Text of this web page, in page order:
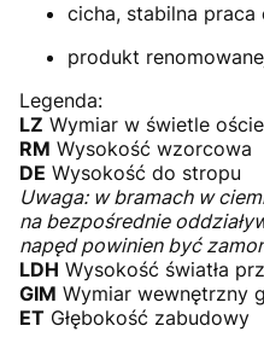
cicha, stabilna praca
produkt
Legenda:
LZ Wymiar w świetle
RM Wysokość wzorcowa
DE Wysokość do stropu
Uwaga: w bramach w
na bezpośrednie
napęd powinien być
LDH Wysokość światła
GIM Wymiar wewnętrzny
ET Głębokość zabudowy